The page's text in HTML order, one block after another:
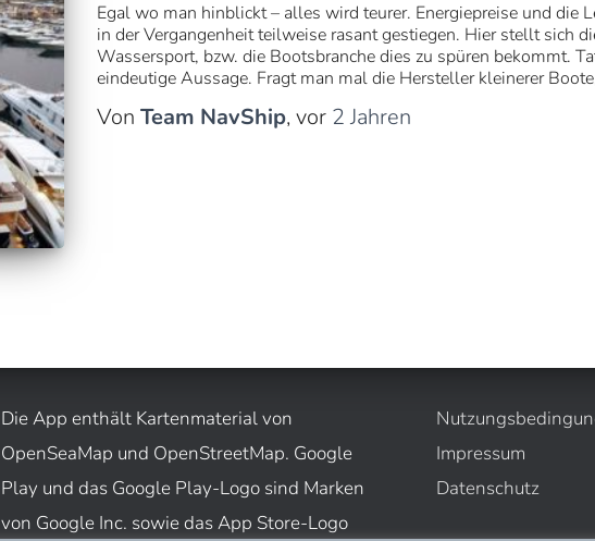
Egal wo man hinblickt – alles wird teurer. Energiepreise und die
in der Vergangenheit teilweise rasant gestiegen. Hier stellt sich
Wassersport, bzw. die Bootsbranche dies zu spüren bekommt.
eindeutige Aussage. Fragt man mal die Hersteller kleinerer
Von Team NavShip, vor 2 Jahren
Die App enthält Kartenmaterial von
OpenSeaMap und OpenStreetMap. Google
Play und das Google Play-Logo sind Marken
von Google Inc. sowie das App Store-Logo
Impressum
Datenschutz